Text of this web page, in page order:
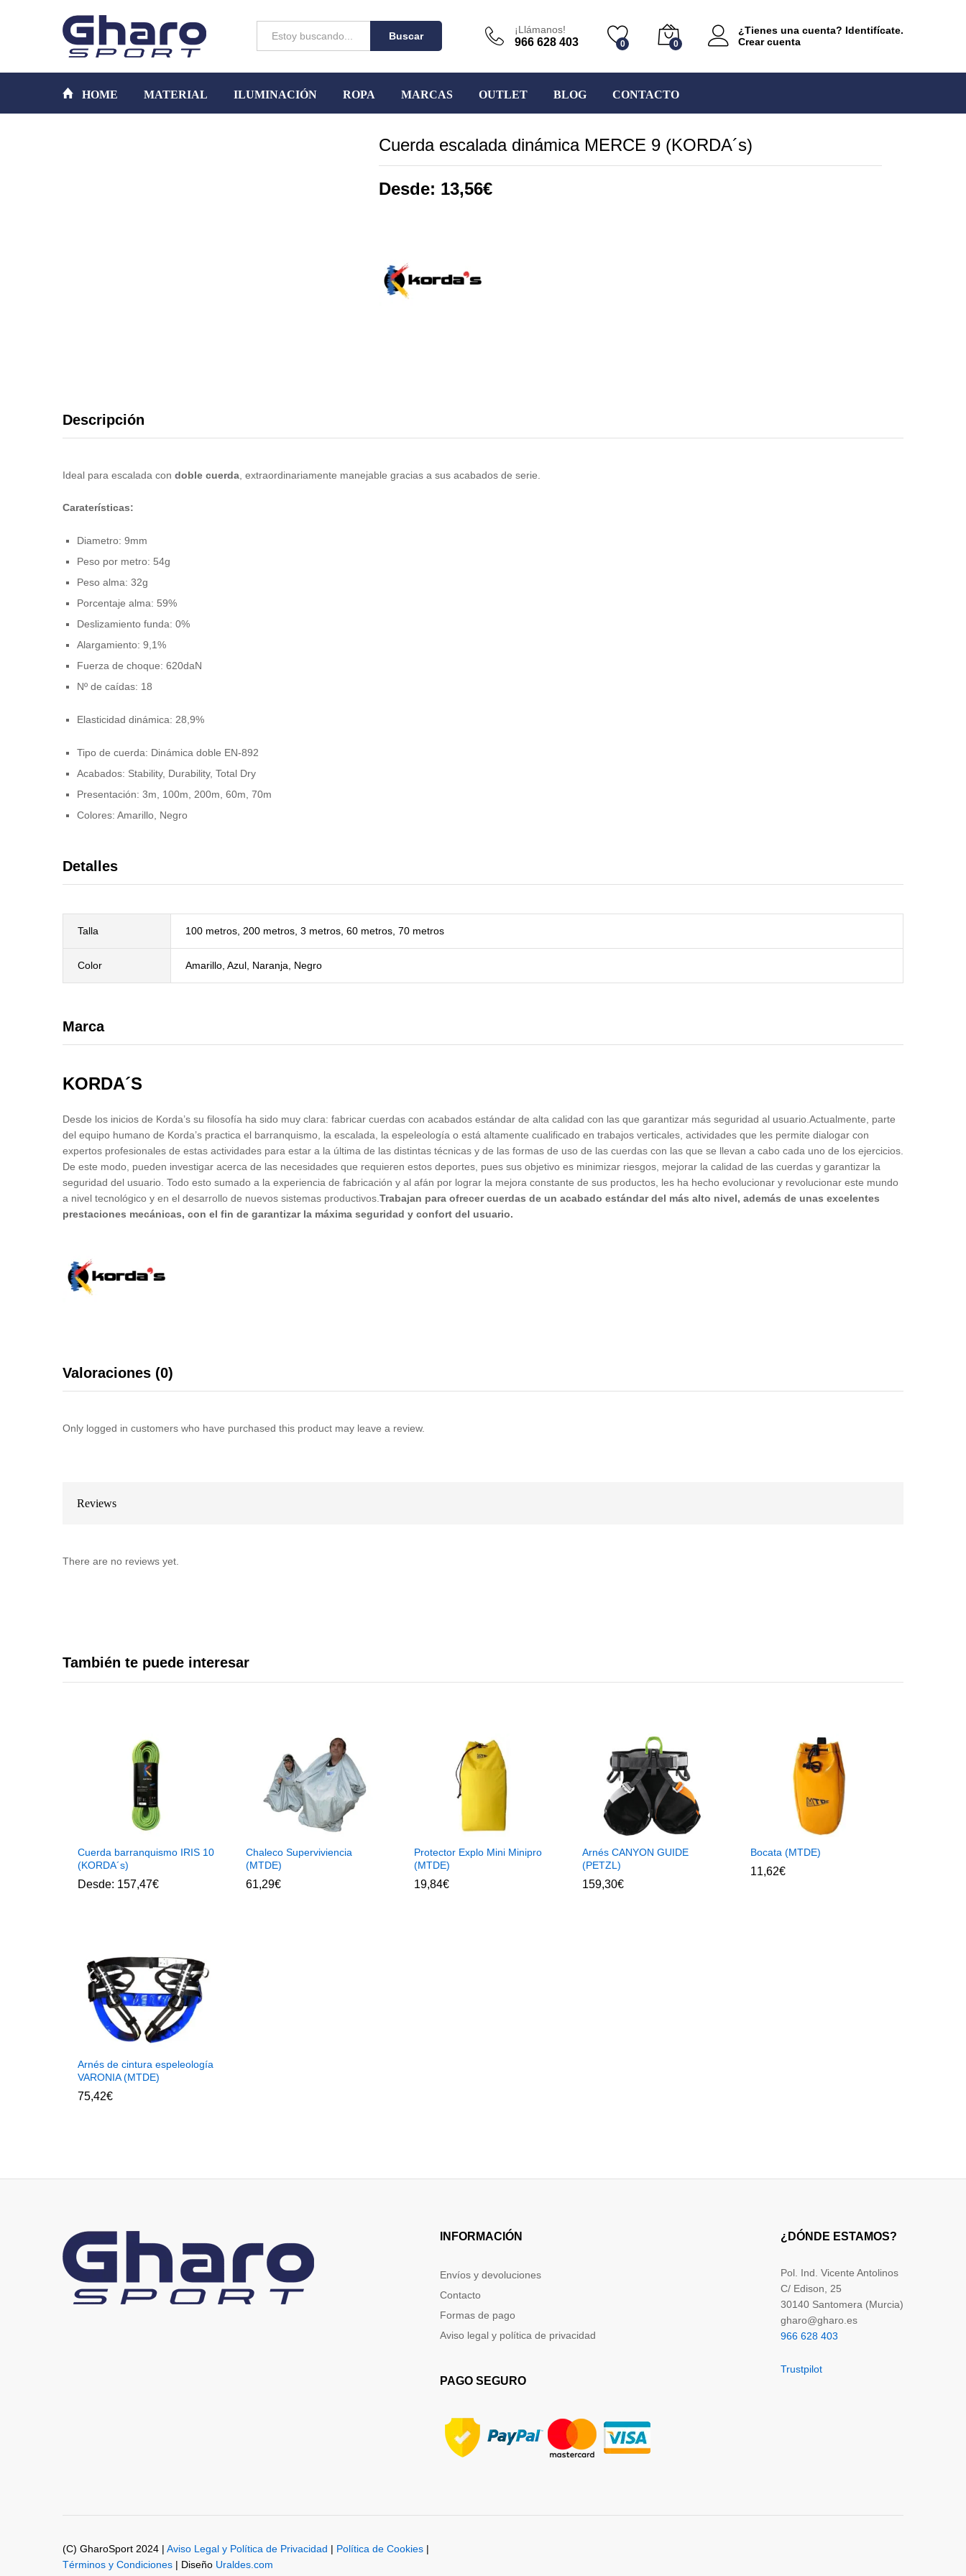
Toda la tienda Buscar
¡Llámanos!
966 628 403 0 0
¿Tienes una cuenta? Identifícate.
Crear cuenta
HOME MATERIAL ILUMINACIÓN ROPA MARCAS OUTLET BLOG CONTACTO
Cuerda escalada dinámica MERCE 9 (KORDA´s)
Desde: 13,56€
Descripción
Ideal para escalada con doble cuerda , extraordinariamente manejable gracias a sus acabados de serie.
Caraterísticas:
Diametro: 9mm
Peso por metro: 54g
Peso alma: 32g
Porcentaje alma: 59%
Deslizamiento funda: 0%
Alargamiento: 9,1%
Fuerza de choque: 620daN
Nº de caídas: 18
Elasticidad dinámica: 28,9%
Tipo de cuerda: Dinámica doble EN-892
Acabados: Stability, Durability, Total Dry
Presentación: 3m, 100m, 200m, 60m, 70m
Colores: Amarillo, Negro
Detalles
Talla 100 metros, 200 metros, 3 metros, 60 metros, 70 metros
Color Amarillo, Azul, Naranja, Negro
Marca
KORDA´S
Desde los inicios de Korda’s su filosofía ha sido muy clara: fabricar cuerdas con acabados estándar de alta calidad con las que garantizar más seguridad al usuario.Actualmente, parte
del equipo humano de Korda’s practica el barranquismo, la escalada, la espeleología o está altamente cualificado en trabajos verticales, actividades que les permite dialogar con
expertos profesionales de estas actividades para estar a la última de las distintas técnicas y de las formas de uso de las cuerdas con las que se llevan a cabo cada uno de los ejercicios.
De este modo, pueden investigar acerca de las necesidades que requieren estos deportes, pues sus objetivo es minimizar riesgos, mejorar la calidad de las cuerdas y garantizar la
seguridad del usuario. Todo esto sumado a la experiencia de fabricación y al afán por lograr la mejora constante de sus productos, les ha hecho evolucionar y revolucionar este mundo
a nivel tecnológico y en el desarrollo de nuevos sistemas productivos. Trabajan para ofrecer cuerdas de un acabado estándar del más alto nivel, además de unas excelentes
prestaciones mecánicas, con el fin de garantizar la máxima seguridad y confort del usuario.
Valoraciones (0)
Only logged in customers who have purchased this product may leave a review.
Reviews
There are no reviews yet.
También te puede interesar
Cuerda barranquismo IRIS 10
(KORDA´s)
Desde: 157,47€
Chaleco Superviviencia
(MTDE)
61,29€
Protector Explo Mini Minipro
(MTDE)
19,84€
Arnés CANYON GUIDE
(PETZL)
159,30€
Bocata (MTDE)
11,62€
Arnés de cintura espeleología
VARONIA (MTDE)
75,42€
INFORMACIÓN
Envíos y devoluciones
Contacto
Formas de pago
Aviso legal y política de privacidad
PAGO SEGURO
¿DÓNDE ESTAMOS?
Pol. Ind. Vicente Antolinos
C/ Edison, 25
30140 Santomera (Murcia)
gharo@gharo.es
966 628 403
Trustpilot
(C) GharoSport 2024 | Aviso Legal y Política de Privacidad | Política de Cookies |
Términos y Condiciones | Diseño Uraldes.com